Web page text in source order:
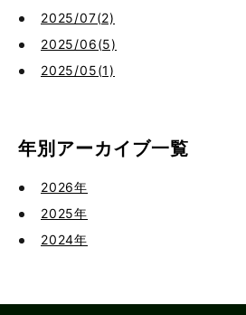
2025/07(2)
2025/06(5)
2025/05(1)
年別アーカイブ一覧
2026年
2025年
2024年